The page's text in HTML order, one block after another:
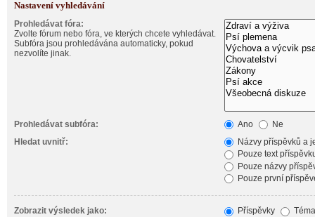
Nastavení vyhledávání
Prohledávat fóra:
Zvolte fórum nebo fóra, ve kterých chcete vyhledávat.
Subfóra jsou prohledávána automaticky, pokud
nezvolíte jinak.
Prohledávat subfóra: Ano
Ne
Hledat uvnitř:
Názvy příspěvků a
Pouze text
Pouze názvy
Pouze první
Zobrazit výsledek jako: Příspěvky